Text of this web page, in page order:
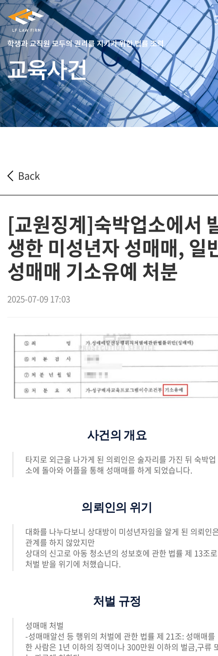
학생과 교직원 모두의 권리를 지키기 위한 법률 조력
교육사건
Back
[교원징계]숙박업소에서
생한 미성년자 성매매, 일
성매매 기소유예 처분
2025-07-09 17:03
사건의 개요
타지로 외근을 나가게 된 의뢰인은 술자리를 가진 뒤 숙박업
소에 돌아와 어플을 통해 성매매를 하게 되었습니다.
의뢰인의 위기
대화를 나누다보니 상대방이 미성년자임을 알게 된 의뢰인
관계를 하지 않았지만
상대의 신고로 아동 청소년의 성보호에 관한 법률 제 13조로
처벌 받을 위기에 처했습니다.
처벌 규정
성매매 처벌
-성매매알선 등 행위의 처벌에 관한 법률 제 21조: 성매매를
한 사람은 1년 이하의 징역이나 300만원 이하의 벌금,구류